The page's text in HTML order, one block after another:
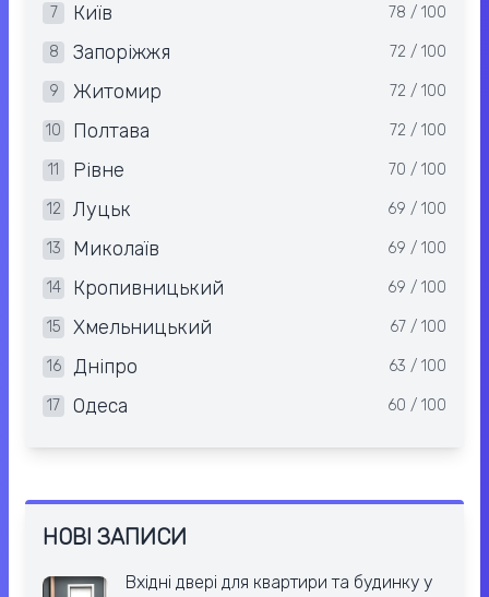
7 Київ 78 / 100
8 Запоріжжя 72 / 100
9 Житомир 72 / 100
10 Полтава 72 / 100
11 Рівне 70 / 100
12 Луцьк 69 / 100
13 Миколаїв 69 / 100
14 Кропивницький 69 / 100
15 Хмельницький 67 / 100
16 Дніпро 63 / 100
17 Одеса 60 / 100
НОВІ ЗАПИСИ
Вхідні двері для квартири та будинку у